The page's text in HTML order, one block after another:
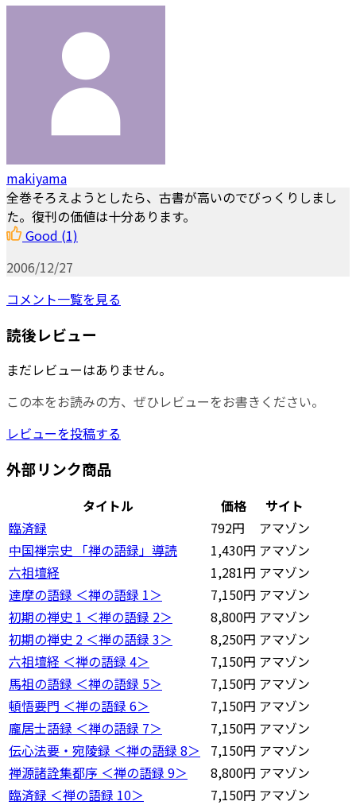
makiyama
全巻そろえようとしたら、古書が高いのでびっくりしまし
た。復刊の価値は十分あります。
Good (1)
2006/12/27
コメント一覧を見る
読後レビュー
まだレビューはありません。
この本をお読みの方、ぜひレビューをお書きください。
レビューを投稿する
外部リンク商品
タイトル 価格
サイト
臨済録
792円
アマゾン
中国禅宗史 「禅の語録」導読
1,430円 アマゾン
六祖壇経
1,281円 アマゾン
達摩の語録 ＜禅の語録 1＞
7,150円 アマゾン
初期の禅史 1 ＜禅の語録 2＞
8,800円 アマゾン
初期の禅史 2 ＜禅の語録 3＞
8,250円 アマゾン
六祖壇経 ＜禅の語録 4＞
7,150円 アマゾン
馬祖の語録 ＜禅の語録 5＞
7,150円 アマゾン
頓悟要門 ＜禅の語録 6＞
7,150円 アマゾン
龐居士語録 ＜禅の語録 7＞
7,150円 アマゾン
伝心法要・宛陵録 ＜禅の語録 8＞
7,150円 アマゾン
禅源諸詮集都序 ＜禅の語録 9＞
8,800円 アマゾン
臨済録 ＜禅の語録 10＞
7,150円 アマゾン